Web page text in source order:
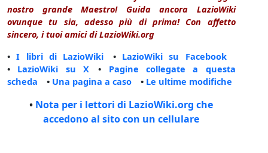
nostro grande Maestro! Guida ancora LazioWiki
ovunque tu sia, adesso più di prima! Con affetto
sincero, i tuoi amici di LazioWiki.org
•I libri di LazioWiki • LazioWiki su Facebook
• LazioWiki su X • Pagine collegate a questa
scheda • Una pagina a caso • Le ultime modifiche
• Nota per i lettori di LazioWiki.org che
accedono al sito con un cellulare